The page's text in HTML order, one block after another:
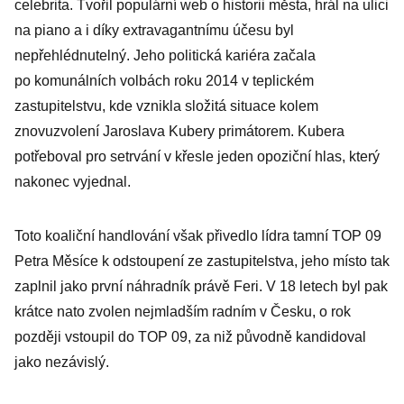
celebrita. Tvořil populární web o historii města, hrál na ulici
na piano a i díky extravagantnímu účesu byl
nepřehlédnutelný. Jeho politická kariéra začala
po komunálních volbách roku 2014 v teplickém
zastupitelstvu, kde vznikla složitá situace kolem
znovuzvolení Jaroslava Kubery primátorem. Kubera
potřeboval pro setrvání v křesle jeden opoziční hlas, který
nakonec vyjednal.
Toto koaliční handlování však přivedlo lídra tamní TOP 09
Petra Měsíce k odstoupení ze zastupitelstva, jeho místo tak
zaplnil jako první náhradník právě Feri. V 18 letech byl pak
krátce nato zvolen nejmladším radním v Česku, o rok
později vstoupil do TOP 09, za niž původně kandidoval
jako nezávislý.